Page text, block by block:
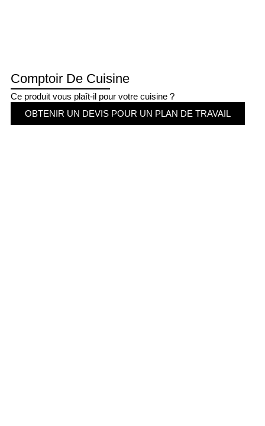
Comptoir De Cuisine
Ce produit vous plaît-il pour votre cuisine ?
OBTENIR UN DEVIS POUR UN PLAN DE TRAVAIL